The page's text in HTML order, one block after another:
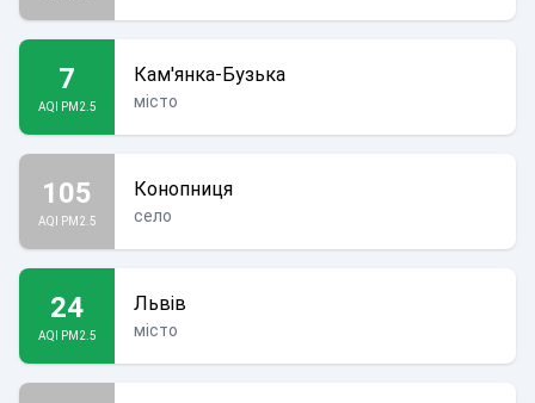
7
AQI PM2.5
Кам'янка-Бузька
місто
105
AQI PM2.5
Конопниця
село
24
AQI PM2.5
Львів
місто